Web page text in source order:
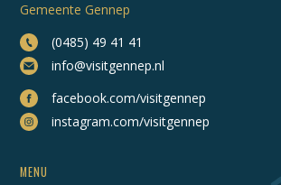
Gemeente Gennep
(0485) 49 41 41
info@visitgennep.nl
facebook.com/visitgennep
instagram.com/visitgennep
MENU